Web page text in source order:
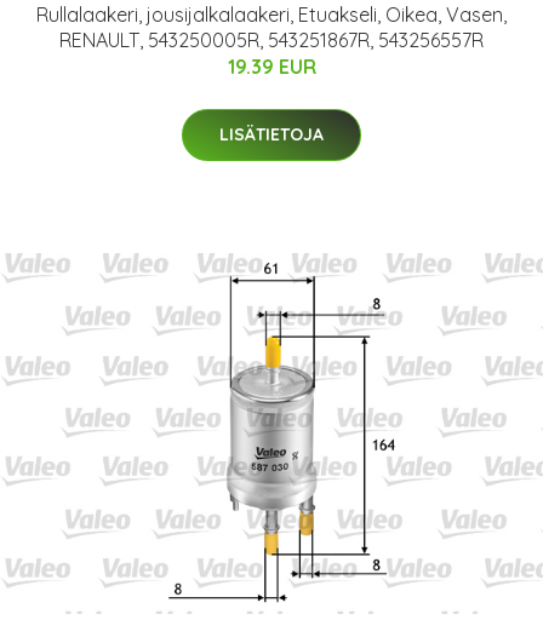
Rullalaakeri, jousijalkalaakeri, Etuakseli, Oikea, Vasen,
RENAULT, 543250005R, 543251867R, 543256557R
19.39 EUR
LISÄTIETOJA